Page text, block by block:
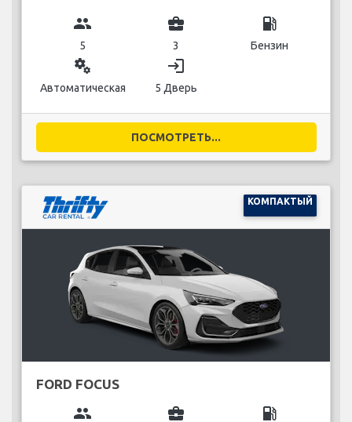
group
5
business_center
3
local_gas_station
Бензин
miscellaneous_services
Автоматическая
login
5 Дверь
ПОСМОТРЕТЬ...
КОМПАКТЫЙ
FORD FOCUS
group business_center local_gas_station